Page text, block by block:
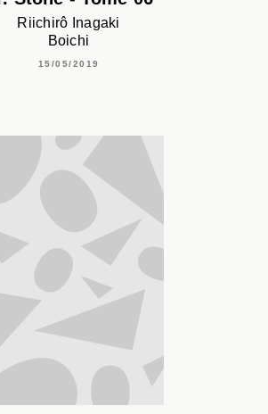
Riichirô Inagaki
Boichi
15/05/2019